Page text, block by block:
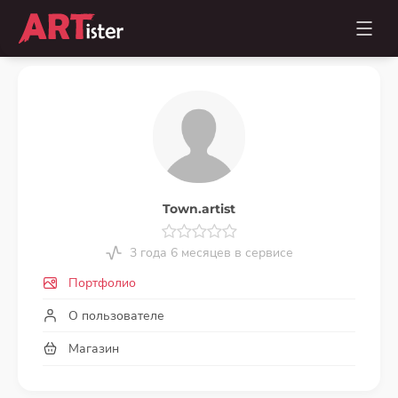
Town.artist
3 года 6 месяцев в сервисе
Портфолио
О пользователе
Магазин